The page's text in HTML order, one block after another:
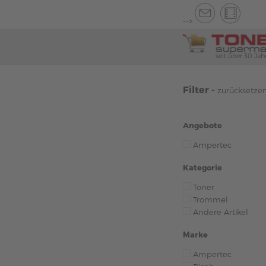
-->
seit über 30
Filter -
Angebote
Ampertec
Kategorie
Toner
Trommel
Andere Artikel
Marke
Ampertec